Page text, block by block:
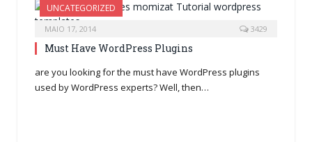
UNCATEGORIZED
MAIO 17, 2014 3429
Must Have WordPress Plugins
are you looking for the must have WordPress plugins
used by WordPress experts? Well, then…